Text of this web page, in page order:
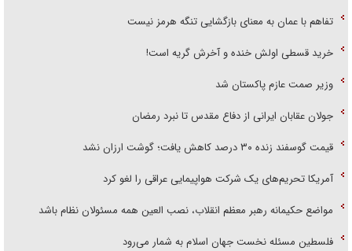
تفاهم با عمان به معنای بازگشایی تنگه هرمز نیست
خرید قسطی اولش خنده و آخرش گریه است!
وزیر صمت عازم پاکستان شد
جولان عقابان ایرانی از دفاع مقدس تا نبرد رمضان
قیمت گوسفند زنده ۳۰ درصد کاهش یافت؛ گوشت ارزان نشد
آمریکا تحریم‌های یک شرکت هواپیمایی عراقی را لغو کرد
مواضع حکیمانه رهبر معظم انقلاب، نصب العین همه مسئولان نظام باشد
فلسطین مسئله نخست جهان اسلام به شمار می‌رود